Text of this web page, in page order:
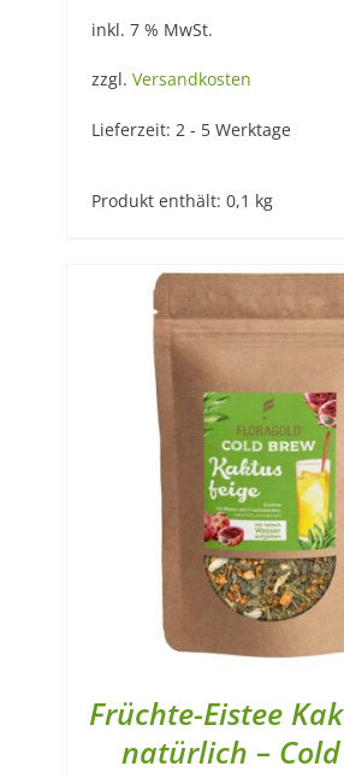
inkl. 7 % MwSt.
zzgl. Versandkosten
Lieferzeit: 2 - 5 Werktage
Produkt enthält: 0,1 kg
Früchte-Eistee
natürlich –